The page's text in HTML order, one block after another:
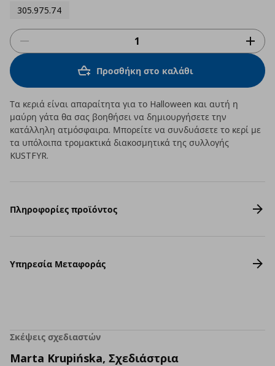
305.975.74
Προσθήκη στο καλάθι
Τα κεριά είναι απαραίτητα για το Halloween και αυτή η
μαύρη γάτα θα σας βοηθήσει να δημιουργήσετε την
κατάλληλη ατμόσφαιρα. Μπορείτε να συνδυάσετε το κερί με
τα υπόλοιπα τρομακτικά διακοσμητικά της συλλογής
KUSTFYR.
Πληροφορίες προϊόντος
Υπηρεσία Μεταφοράς
Σκέψεις σχεδιαστών
Marta Krupińska, Σχεδιάστρια